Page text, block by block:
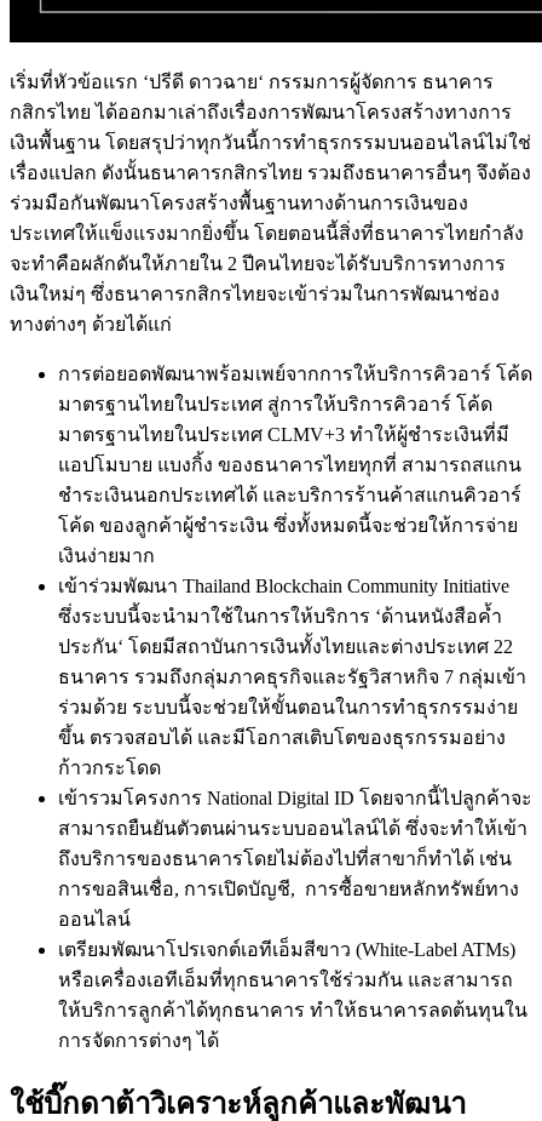
เริ่มที่หัวข้อแรก ‘ปรีดี ดาวฉาย‘ กรรมการผู้จัดการ ธนาคาร
กสิกรไทย ได้ออกมาเล่าถึงเรื่องการพัฒนาโครงสร้างทางการ
เงินพื้นฐาน โดยสรุปว่าทุกวันนี้การทำธุรกรรมบนออนไลน์ไม่ใช่
เรื่องแปลก ดังนั้นธนาคารกสิกรไทย รวมถึงธนาคารอื่นๆ จึงต้อง
ร่วมมือกันพัฒนาโครงสร้างพื้นฐานทางด้านการเงินของ
ประเทศให้แข็งแรงมากยิ่งขึ้น โดยตอนนี้สิ่งที่ธนาคารไทยกำลัง
จะทำคือผลักดันให้ภายใน 2 ปีคนไทยจะได้รับบริการทางการ
เงินใหม่ๆ ซึ่งธนาคารกสิกรไทยจะเข้าร่วมในการพัฒนาช่อง
ทางต่างๆ ด้วยได้แก่
การต่อยอดพัฒนาพร้อมเพย์จากการให้บริการคิวอาร์ โค้ด
มาตรฐานไทยในประเทศ สู่การให้บริการคิวอาร์ โค้ด
มาตรฐานไทยในประเทศ CLMV+3 ทำให้ผู้ชำระเงินที่มี
แอปโมบาย แบงกิ้ง ของธนาคารไทยทุกที่ สามารถสแกน
ชำระเงินนอกประเทศได้ และบริการร้านค้าสแกนคิวอาร์
โค้ด ของลูกค้าผู้ชำระเงิน ซึ่งทั้งหมดนี้จะช่วยให้การจ่าย
เงินง่ายมาก
เข้าร่วมพัฒนา Thailand Blockchain Community Initiative
ซึ่งระบบนี้จะนำมาใช้ในการให้บริการ ‘ด้านหนังสือค้ำ
ประกัน‘ โดยมีสถาบันการเงินทั้งไทยและต่างประเทศ 22
ธนาคาร รวมถึงกลุ่มภาคธุรกิจและรัฐวิสาหกิจ 7 กลุ่มเข้า
ร่วมด้วย ระบบนี้จะช่วยให้ขั้นตอนในการทำธุรกรรมง่าย
ขึ้น ตรวจสอบได้ และมีโอกาสเติบโตของธุรกรรมอย่าง
ก้าวกระโดด
เข้ารวมโครงการ National Digital ID โดยจากนี้ไปลูกค้าจะ
สามารถยืนยันตัวตนผ่านระบบออนไลน์ได้ ซึ่งจะทำให้เข้า
ถึงบริการของธนาคารโดยไม่ต้องไปที่สาขาก็ทำได้ เช่น
การขอสินเชื่อ, การเปิดบัญชี, การซื้อขายหลักทรัพย์ทาง
ออนไลน์
เตรียมพัฒนาโปรเจกต์เอทีเอ็มสีขาว (White-Label ATMs)
หรือเครื่องเอทีเอ็มที่ทุกธนาคารใช้ร่วมกัน และสามารถ
ให้บริการลูกค้าได้ทุกธนาคาร ทำให้ธนาคารลดต้นทุนใน
การจัดการต่างๆ ได้
ใช้บิ๊กดาต้าวิเคราะห์ลูกค้าและพัฒนา